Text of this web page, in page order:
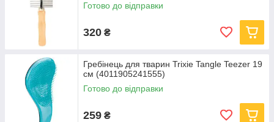
Готово до відправки
320 ₴
Гребінець для тварин Trixie Tangle Teezer 19
см (4011905241555)
Готово до відправки
259 ₴